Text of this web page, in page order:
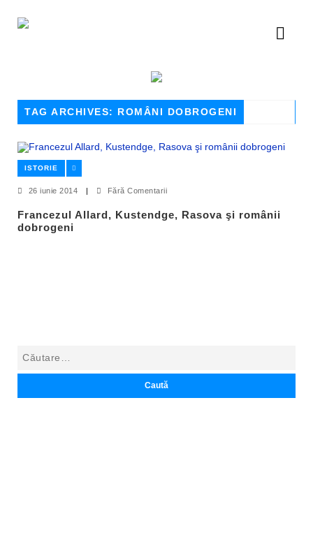
TAG ARCHIVES: ROMÂNI DOBROGENI
ISTORIE
26 iunie 2014 | Fără Comentarii
Francezul Allard, Kustendge, Rasova şi românii
dobrogeni